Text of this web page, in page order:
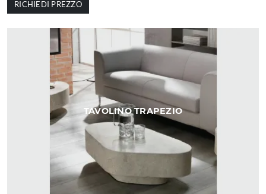
RICHIEDI PREZZO
TAVOLINO TRAPEZIO